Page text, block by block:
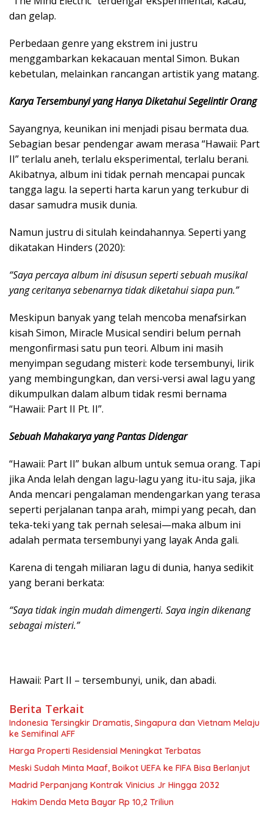
dan gelap.
Perbedaan genre yang ekstrem ini justru
menggambarkan kekacauan mental Simon. Bukan
kebetulan, melainkan rancangan artistik yang matang.
Karya Tersembunyi yang Hanya Diketahui Segelintir Orang
Sayangnya, keunikan ini menjadi pisau bermata dua.
Sebagian besar pendengar awam merasa “Hawaii: Part
II” terlalu aneh, terlalu eksperimental, terlalu berani.
Akibatnya, album ini tidak pernah mencapai puncak
tangga lagu. Ia seperti harta karun yang terkubur di
dasar samudra musik dunia.
Namun justru di situlah keindahannya. Seperti yang
dikatakan Hinders (2020):
“Saya percaya album ini disusun seperti sebuah musikal
yang ceritanya sebenarnya tidak diketahui siapa pun.”
Meskipun banyak yang telah mencoba menafsirkan
kisah Simon, Miracle Musical sendiri belum pernah
mengonfirmasi satu pun teori. Album ini masih
menyimpan segudang misteri: kode tersembunyi, lirik
yang membingungkan, dan versi-versi awal lagu yang
dikumpulkan dalam album tidak resmi bernama
“Hawaii: Part II Pt. II”.
Sebuah Mahakarya yang Pantas Didengar
“Hawaii: Part II” bukan album untuk semua orang. Tapi
jika Anda lelah dengan lagu-lagu yang itu-itu saja, jika
Anda mencari pengalaman mendengarkan yang terasa
seperti perjalanan tanpa arah, mimpi yang pecah, dan
teka-teki yang tak pernah selesai—maka album ini
adalah permata tersembunyi yang layak Anda gali.
Karena di tengah miliaran lagu di dunia, hanya sedikit
yang berani berkata:
“Saya tidak ingin mudah dimengerti. Saya ingin dikenang
sebagai misteri.”
Hawaii: Part II – tersembunyi, unik, dan abadi.
Berita Terkait
Indonesia Tersingkir Dramatis, Singapura dan Vietnam Melaju
ke Semifinal AFF
Harga Properti Residensial Meningkat Terbatas
Meski Sudah Minta Maaf, Boikot UEFA ke FIFA Bisa Berlanjut
Madrid Perpanjang Kontrak Vinicius Jr Hingga 2032
Hakim Denda Meta Bayar Rp 10,2 Triliun